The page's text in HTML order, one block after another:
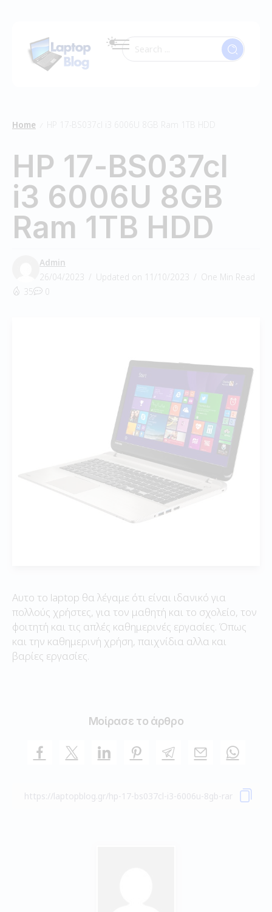
Home HP 17-BS037cl i3 6006U 8GB Ram 1TB HDD
HP 17-BS037cl
i3 6006U 8GB
Ram 1TB HDD
Admin
26/04/2023
Updated on 11/10/2023
One Min Read
35
0
Αυτο το laptop θα λέγαμε ότι είναι ιδανικό για
πολλούς χρήστες, για τον μαθητή και το σχολείο, τον
φοιτητή και τις απλές καθημερινές εργασίες. Όπως
και την καθημερινή χρήση, παιχνίδια αλλα και
βαρίες εργασίες.
Μοίρασε το άρθρο